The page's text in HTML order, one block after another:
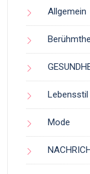
Allgemein
Lebensstil
Mode